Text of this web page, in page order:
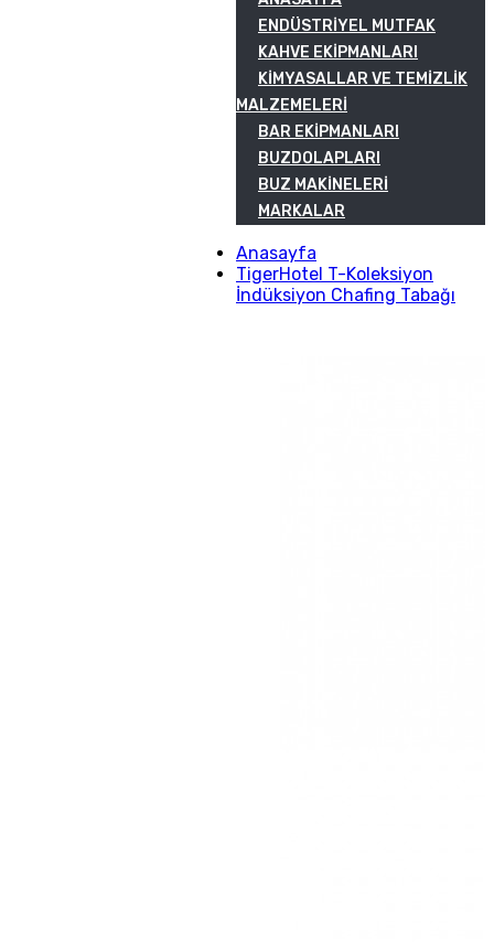
ENDÜSTRIYEL MUTFAK
KAHVE EKIPMANLARI
KIMYASALLAR VE TEMIZLIK
MALZEMELERI
BAR EKIPMANLARI
BUZDOLAPLARI
BUZ MAKINELERI
MARKALAR
Anasayfa
TigerHotel T-Koleksiyon
İndüksiyon Chafing Tabağı